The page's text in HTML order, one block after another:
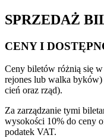
SPRZEDAŻ
CENY I
Ceny biletów różnią się
rejones lub walka byków)
cień oraz rząd).
Za zarządzanie tymi
wysokości 10% do ceny
podatek VAT.